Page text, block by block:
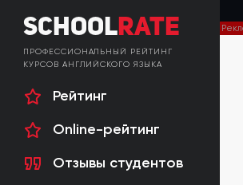
SchoolRate
ПРОФЕССИОНАЛЬНЫЙ РЕЙТИНГ
КУРСОВ АНГЛИЙСКОГО ЯЗЫКА
Рейтинг
Online-рейтинг
Отзывы студентов